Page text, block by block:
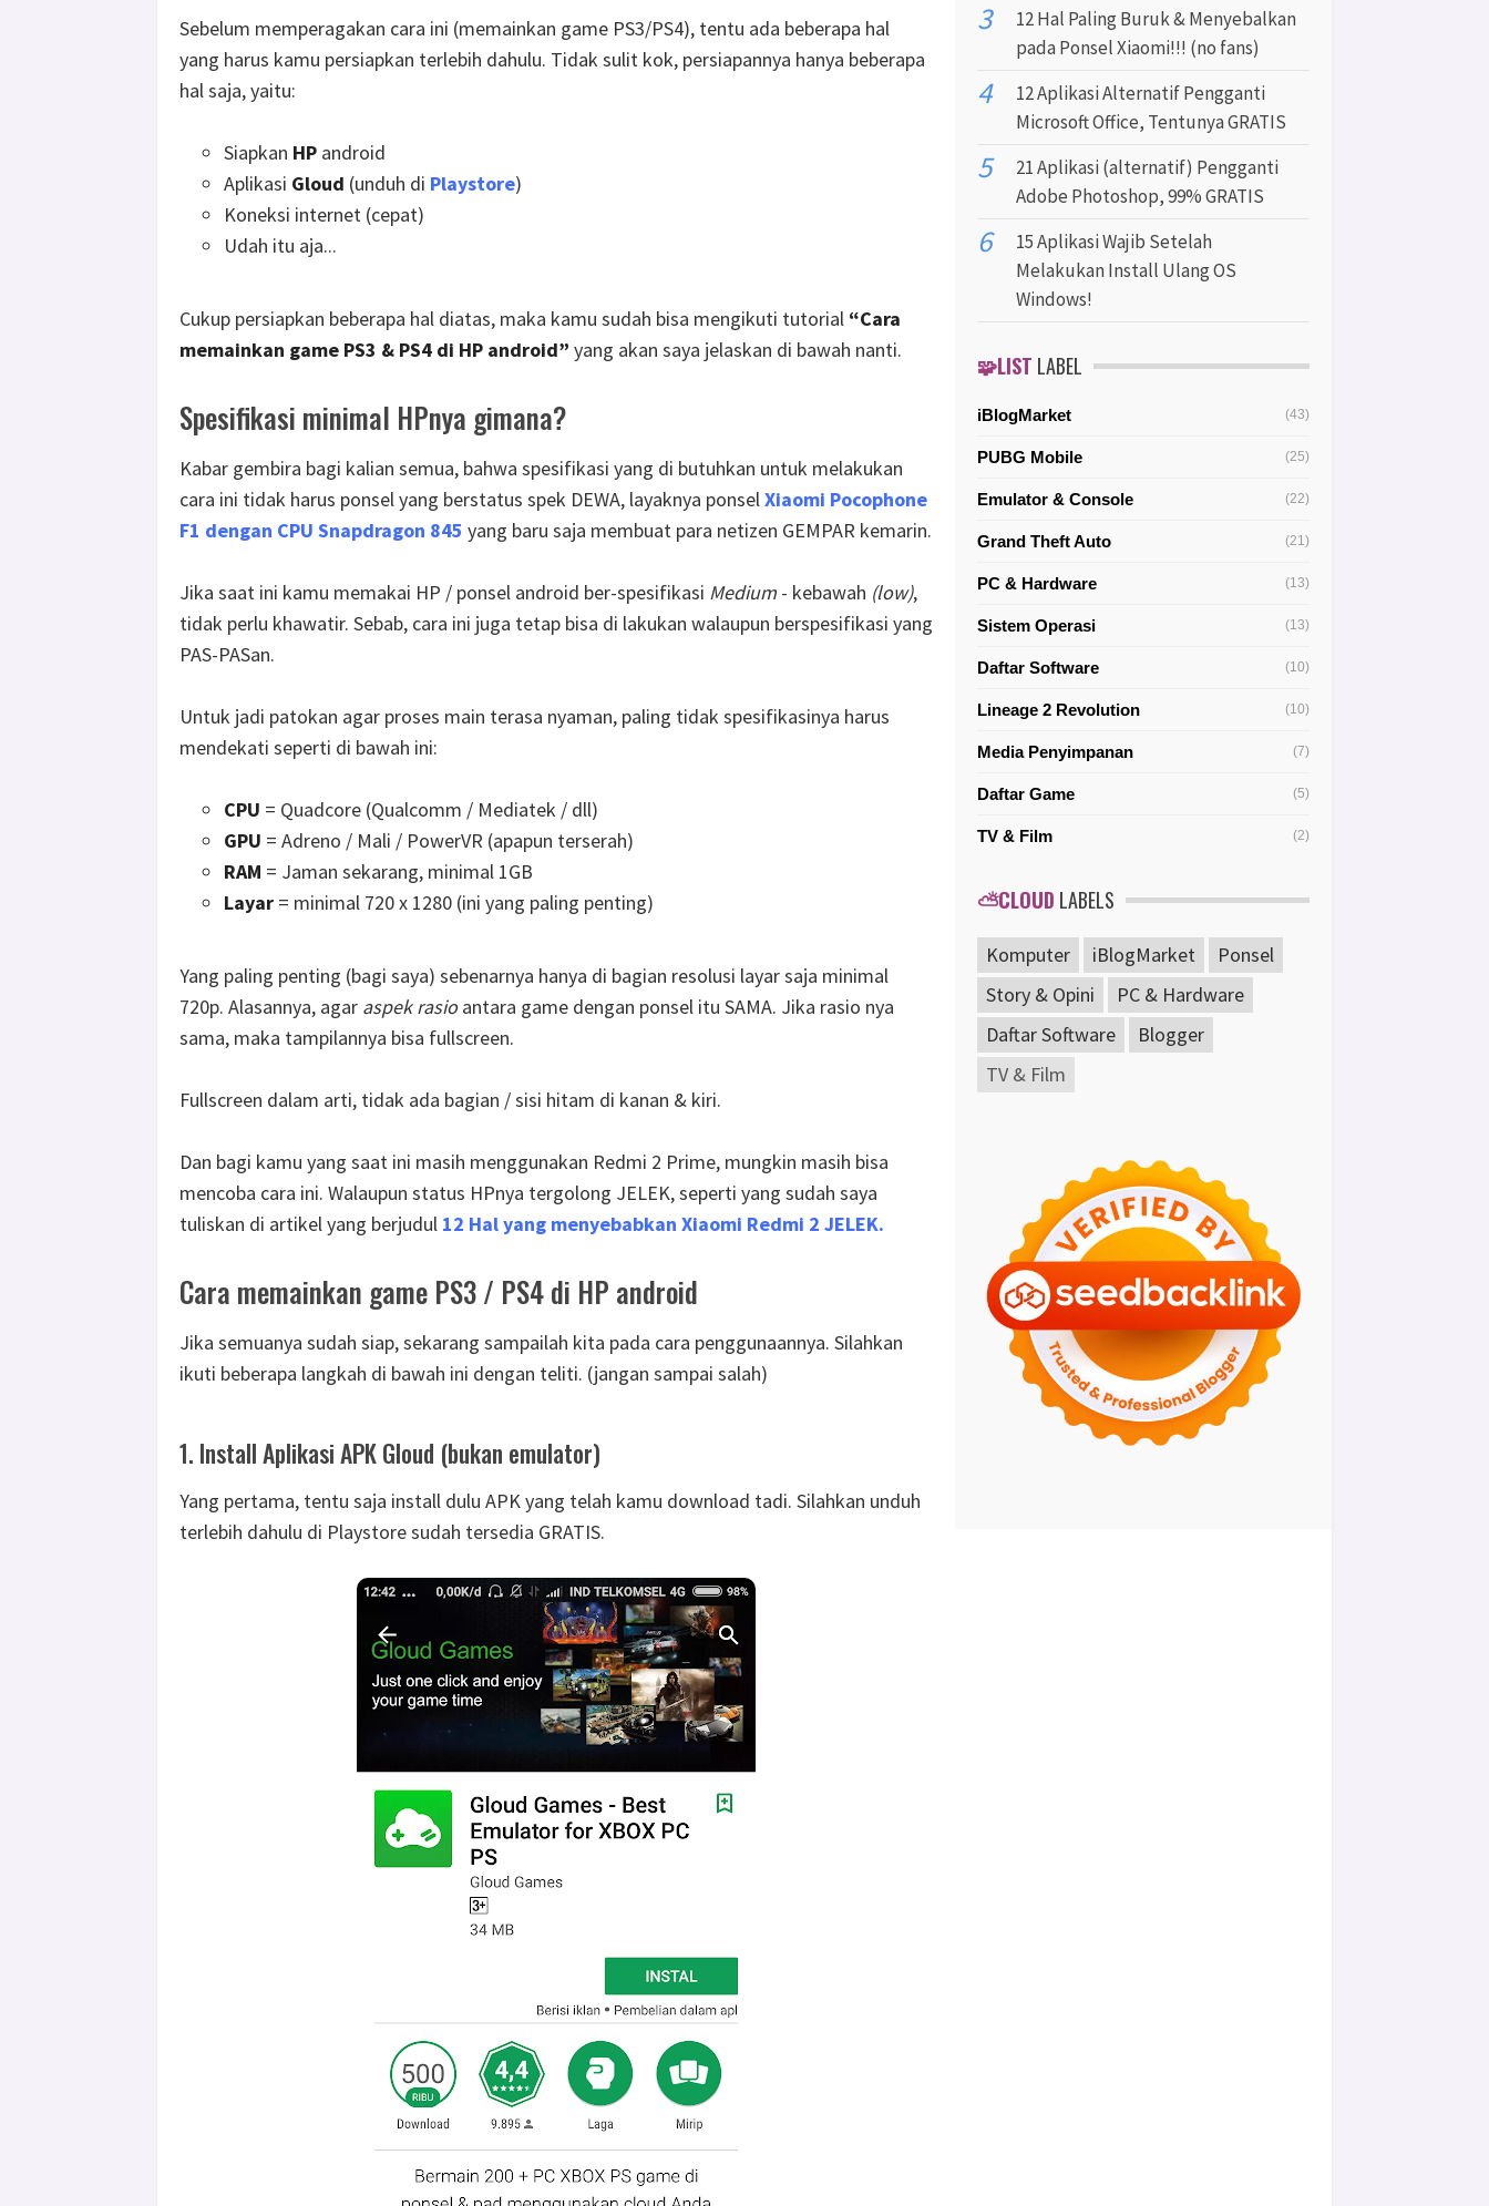
Sebelum memperagakan cara ini (memainkan game PS3/PS4), tentu ada beberapa hal
yang harus kamu persiapkan terlebih dahulu. Tidak sulit kok, persiapannya hanya beberapa
hal saja, yaitu:
Siapkan HP android
Aplikasi Gloud (unduh di Playstore)
Koneksi internet (cepat)
Udah itu aja...
Cukup persiapkan beberapa hal diatas, maka kamu sudah bisa mengikuti tutorial “Cara
memainkan game PS3 & PS4 di HP android” yang akan saya jelaskan di bawah nanti.
Spesifikasi minimal HPnya gimana?
Kabar gembira bagi kalian semua, bahwa spesifikasi yang di butuhkan untuk melakukan
cara ini tidak harus ponsel yang berstatus spek DEWA, layaknya ponselXiaomi Pocophone
F1 dengan CPU Snapdragon 845 yang baru saja membuat para netizen GEMPAR kemarin.
Jika saat ini kamu memakai HP / ponsel android ber-spesifikasi Medium - kebawah (low),
tidak perlu khawatir. Sebab, cara ini juga tetap bisa di lakukan walaupun berspesifikasi yang
PAS-PASan.
Untuk jadi patokan agar proses main terasa nyaman, paling tidak spesifikasinya harus
mendekati seperti di bawah ini:
CPU = Quadcore (Qualcomm / Mediatek / dll)
GPU = Adreno / Mali / PowerVR (apapun terserah)
RAM = Jaman sekarang, minimal 1GB
Layar = minimal 720 x 1280 (ini yang paling penting)
Yang paling penting (bagi saya) sebenarnya hanya di bagian resolusi layar saja minimal
720p. Alasannya, agar aspek rasioantara game dengan ponsel itu SAMA. Jika rasio nya
sama, maka tampilannya bisa fullscreen.
Fullscreen dalam arti, tidak ada bagian / sisi hitam di kanan & kiri.
Dan bagi kamu yang saat ini masih menggunakan Redmi 2 Prime, mungkin masih bisa
mencoba cara ini. Walaupun status HPnya tergolong JELEK, seperti yang sudah saya
tuliskan di artikel yang berjudul 12 Hal yang menyebabkan Xiaomi Redmi 2 JELEK.
Cara memainkan game PS3 / PS4 di HP android
Jika semuanya sudah siap, sekarang sampailah kita pada cara penggunaannya. Silahkan
ikuti beberapa langkah di bawah ini dengan teliti. (jangan sampai salah)
1. Install Aplikasi APK Gloud (bukan emulator)
Yang pertama, tentu saja install dulu APK yang telah kamu download tadi. Silahkan unduh
terlebih dahulu di Playstore sudah tersedia GRATIS.
12 Hal Paling Buruk & Menyebalkan
pada Ponsel Xiaomi!!! (no fans)
12 Aplikasi Alternatif Pengganti
Microsoft Office, Tentunya GRATIS
21 Aplikasi (alternatif) Pengganti
Adobe Photoshop, 99% GRATIS
15 Aplikasi Wajib Setelah
Melakukan Install Ulang OS
Windows!
🧩LIST LABEL
iBlogMarket (43)
PUBG Mobile (25)
Emulator & Console (22)
Grand Theft Auto (21)
PC & Hardware (13)
Sistem Operasi (13)
Daftar Software (10)
Lineage 2 Revolution (10)
Media Penyimpanan (7)
Daftar Game (5)
TV & Film (2)
⛅CLOUD LABELS
Komputer iBlogMarket
Ponsel
Story & Opini
PC & Hardware
Daftar Software
Blogger
TV & Film